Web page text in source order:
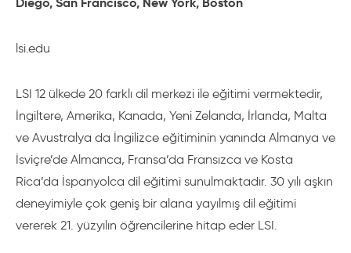
lsi.edu
LSI 12 ülkede 20 farklı dil merkezi ile eğitimi vermektedir,
İngiltere, Amerika, Kanada, Yeni Zelanda, İrlanda, Malta
ve Avustralya da İngilizce eğitiminin yanında Almanya ve
İsviçre’de Almanca, Fransa’da Fransızca ve Kosta
Rica’da İspanyolca dil eğitimi sunulmaktadır. 30 yılı aşkın
deneyimiyle çok geniş bir alana yayılmış dil eğitimi
vererek 21. yüzyılın öğrencilerine hitap eder LSI.